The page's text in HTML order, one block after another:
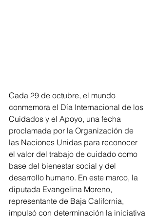
Cada 29 de octubre, el mundo
conmemora el Día Internacional de los
Cuidados y el Apoyo, una fecha
proclamada por la Organización de
las Naciones Unidas para reconocer
el valor del trabajo de cuidado como
base del bienestar social y del
desarrollo humano. En este marco, la
diputada Evangelina Moreno,
representante de Baja California,
impulsó con determinación la iniciativa